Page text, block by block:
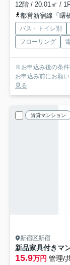
12階 / 20.01㎡ /
都営新宿線「曙
バス・トイレ別
フローリング
※お申込み後の条
お申込み前にお願
見る
賃貸マンション
新宿区新宿
新品家具付きマ
15.9万円 管理/